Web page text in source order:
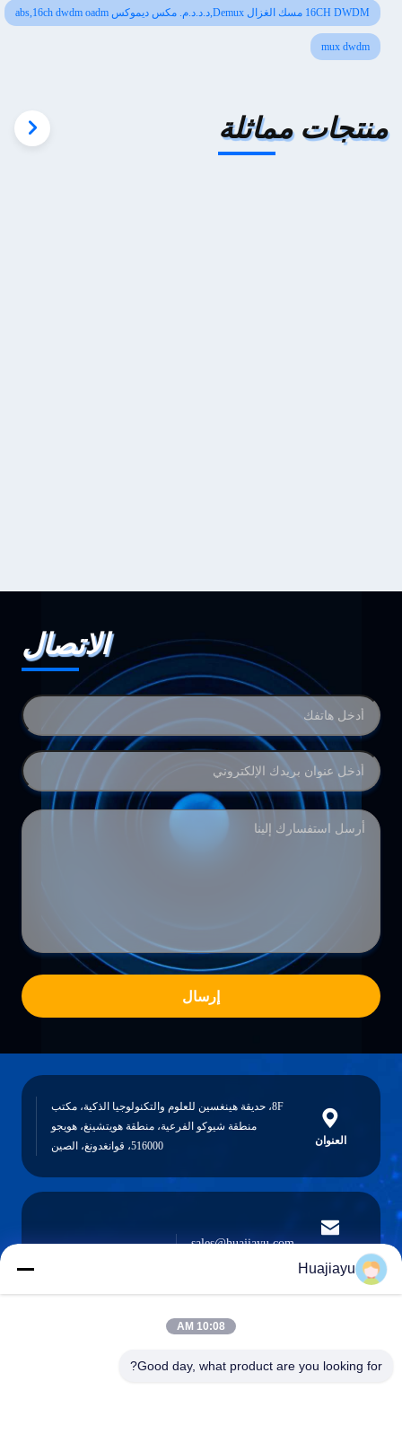
16CH DWDM مسك الغزال Demux,د.د.د.م. مكس ديموكس abs,16ch dwdm oadm
mux dwdm
منتجات مماثلة
الاتصال
إرسال
العنوان
8F، حديقة هينغسين للعلوم والتكنولوجيا الذكية، مكتب
منطقة شيوكو الفرعية، منطقة هويتشينغ، هويجو
516000، قوانغدونغ، الصين
الإلكتروني
sales@huajiayu.com
الهاتف
Huajiayu
10:08 AM
Good day, what product are you looking for?